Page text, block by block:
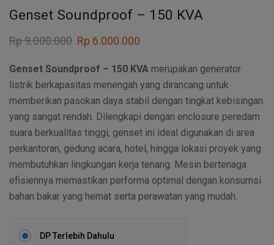
Genset Soundproof – 150 KVA
Rp9.000.000 Rp 6.000.000
Genset Soundproof – 150 KVA merupakan generator
listrik berkapasitas menengah yang dirancang untuk
memberikan pasokan daya stabil dengan tingkat kebisingan
yang sangat rendah. Dilengkapi dengan enclosure peredam
suara berkualitas tinggi, genset ini ideal digunakan di area
perkantoran, gedung acara, hotel, hingga lokasi proyek yang
membutuhkan lingkungan kerja tenang. Mesin bertenaga
efisiennya memastikan performa optimal dengan konsumsi
bahan bakar yang hemat serta perawatan yang mudah.
DP Terlebih Dahulu